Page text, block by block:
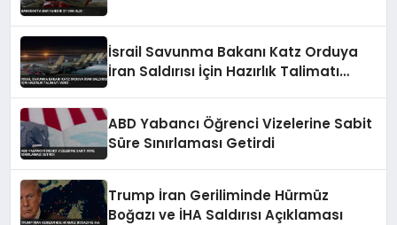
İsrail Savunma Bakanı Katz Orduya
İran Saldırısı İçin Hazırlık Talimatı
ABD Yabancı Öğrenci Vizelerine Sabit
Süre Sınırlaması Getirdi
Trump İran Geriliminde Hürmüz
Boğazı ve İHA Saldırısı Açıklaması